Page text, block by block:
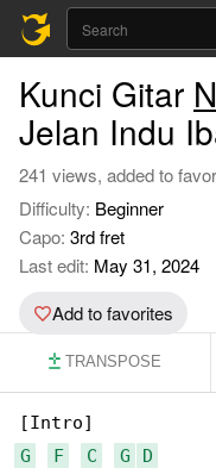
Kunci Gitar
Jelan Indu
241 views, added to
Difficulty: Beginner
Capo: 3rd fret
Last edit: May 31, 2024
Add to favorites
TRANSPOSE
G
F C G
D